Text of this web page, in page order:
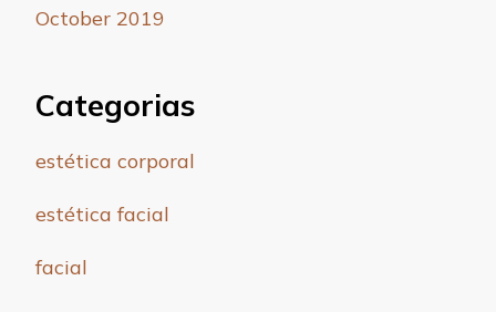
October 2019
Categorias
estética corporal
estética facial
facial